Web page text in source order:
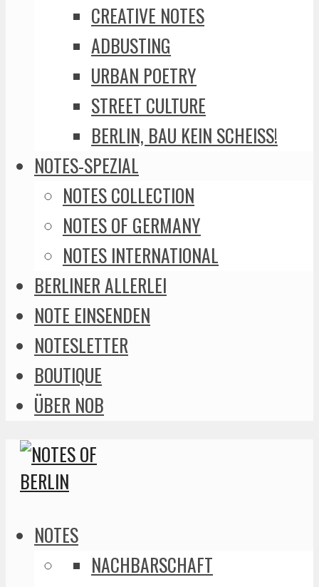
CREATIVE NOTES
ADBUSTING
URBAN POETRY
STREET CULTURE
BERLIN, BAU KEIN SCHEISS!
NOTES-SPEZIAL
NOTES COLLECTION
NOTES OF GERMANY
NOTES INTERNATIONAL
BERLINER ALLERLEI
NOTE EINSENDEN
NOTESLETTER
BOUTIQUE
ÜBER NOB
NOTES
NACHBARSCHAFT